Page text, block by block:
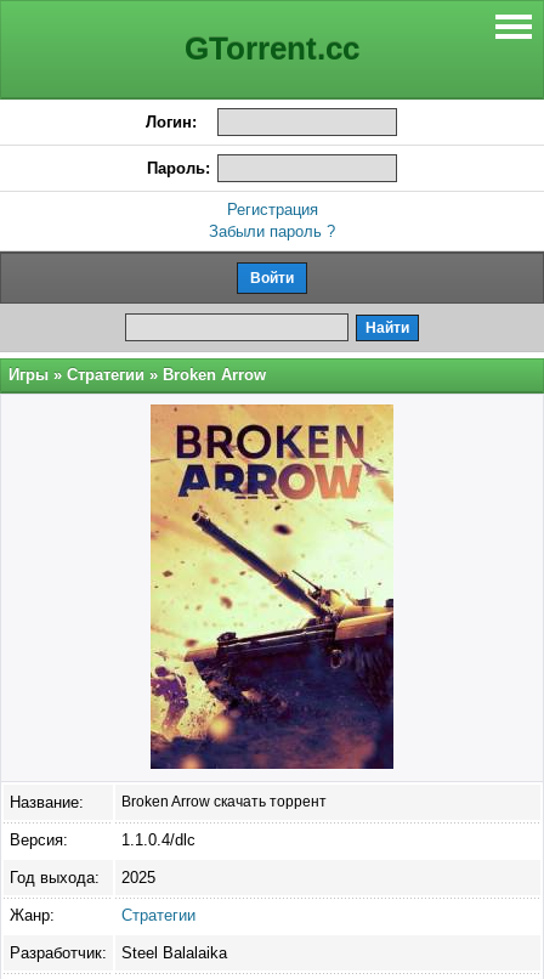
GTorrent.cc
Логин:
Пароль:
Регистрация
Забыли пароль ?
Игры » Стратегии » Broken Arrow
Название: Broken Arrow скачать торрент
Версия: 1.1.0.4/dlc
Год выхода: 2025
Жанр: Стратегии
Разработчик: Steel Balalaika